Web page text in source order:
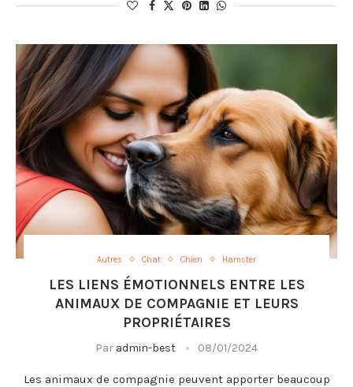
Autres Chat Chien Hamster
LES LIENS ÉMOTIONNELS ENTRE LES
ANIMAUX DE COMPAGNIE ET LEURS
PROPRIÉTAIRES
Par admin-best 08/01/2024
Les animaux de compagnie peuvent apporter beaucoup